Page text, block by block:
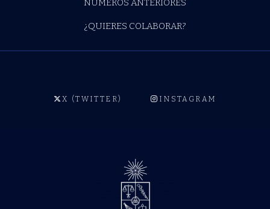
NÚMEROS ANTERIORES
¿QUIERES COLABORAR?
X (TWITTER) INSTAGRAM